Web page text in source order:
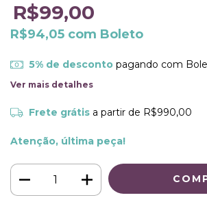
R$99,00
R$94,05 com Boleto
5% de descontopagando com
Ver mais detalhes
Frete grátis a partir de R$990,00
Atenção, última peça!